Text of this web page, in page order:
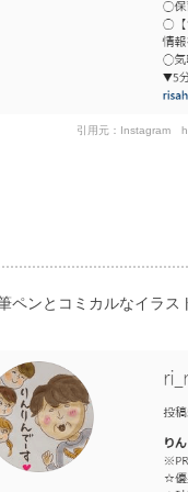
引用元：Instagram
ンとコミカルなイラ